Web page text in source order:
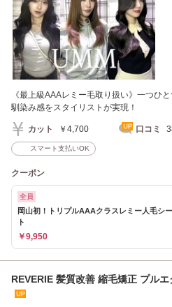
《最上級AAAレミー毛取り扱い》一つひ
馴染み感をスタイリストが実現！
カット ￥4,700 口コミ
スマート支払いOK
クーポン
全員
岡山初！トリプルAAAクラスレミー人毛シ
ト
￥9,950
REVERIE 髪質改善 縮毛矯正 プルエ